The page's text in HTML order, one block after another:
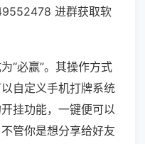
进群获取软
“必赢”。其操作方式
自定义手机打牌系统
挂功能，一键便可以
管你是想分享给好友